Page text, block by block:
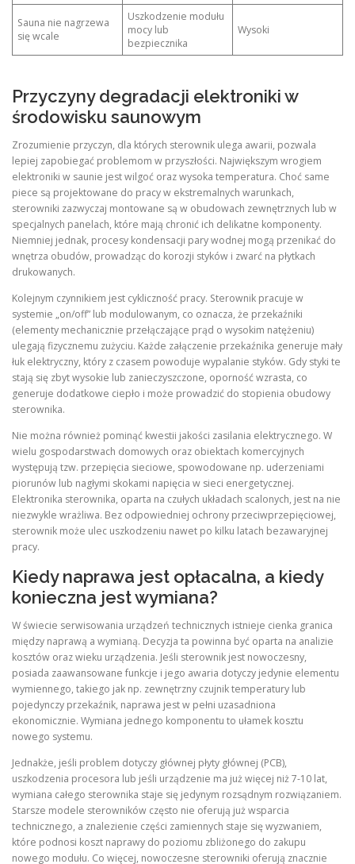
Sauna nie nagrzewa
się wcale
Uszkodzenie modułu
mocy lub
bezpiecznika
Wysoki
Przyczyny degradacji elektroniki w
środowisku saunowym
Zrozumienie przyczyn, dla których sterownik ulega awarii, pozwala
lepiej zapobiegać problemom w przyszłości. Największym wrogiem
elektroniki w saunie jest wilgoć oraz wysoka temperatura. Choć same
piece są projektowane do pracy w ekstremalnych warunkach,
sterowniki zazwyczaj montowane są w obudowach zewnętrznych lub w
specjalnych panelach, które mają chronić ich delikatne komponenty.
Niemniej jednak, procesy kondensacji pary wodnej mogą przenikać do
wnętrza obudów, prowadząc do korozji styków i zwarć na płytkach
drukowanych.
Kolejnym czynnikiem jest cykliczność pracy. Sterownik pracuje w
systemie „on/off” lub modulowanym, co oznacza, że przekaźniki
(elementy mechanicznie przełączające prąd o wysokim natężeniu)
ulegają fizycznemu zużyciu. Każde załączenie przekaźnika generuje mały
łuk elektryczny, który z czasem powoduje wypalanie styków. Gdy styki te
stają się zbyt wysokie lub zanieczyszczone, oporność wzrasta, co
generuje dodatkowe ciepło i może prowadzić do stopienia obudowy
sterownika.
Nie można również pominąć kwestii jakości zasilania elektrycznego. W
wielu gospodarstwach domowych oraz obiektach komercyjnych
występują tzw. przepięcia sieciowe, spowodowane np. uderzeniami
piorunów lub nagłymi skokami napięcia w sieci energetycznej.
Elektronika sterownika, oparta na czułych układach scalonych, jest na nie
niezwykle wrażliwa. Bez odpowiedniej ochrony przeciwprzepięciowej,
sterownik może ulec uszkodzeniu nawet po kilku latach bezawaryjnej
pracy.
Kiedy naprawa jest opłacalna, a kiedy
konieczna jest wymiana?
W świecie serwisowania urządzeń technicznych istnieje cienka granica
między naprawą a wymianą. Decyzja ta powinna być oparta na analizie
kosztów oraz wieku urządzenia. Jeśli sterownik jest nowoczesny,
posiada zaawansowane funkcje i jego awaria dotyczy jedynie elementu
wymiennego, takiego jak np. zewnętrzny czujnik temperatury lub
pojedynczy przekaźnik, naprawa jest w pełni uzasadniona
ekonomicznie. Wymiana jednego komponentu to ułamek kosztu
nowego systemu.
Jednakże, jeśli problem dotyczy głównej płyty głównej (PCB),
uszkodzenia procesora lub jeśli urządzenie ma już więcej niż 7-10 lat,
wymiana całego sterownika staje się jedynym rozsądnym rozwiązaniem.
Starsze modele sterowników często nie oferują już wsparcia
technicznego, a znalezienie części zamiennych staje się wyzwaniem,
które podnosi koszt naprawy do poziomu zbliżonego do zakupu
nowego modułu. Co więcej, nowoczesne sterowniki oferują znacznie